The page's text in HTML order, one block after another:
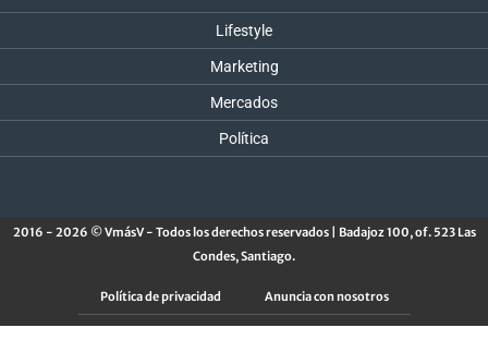
Lifestyle
Marketing
Mercados
Política
2016 - 2026 © VmásV - Todos los derechos reservados | Badajoz 100, of. 523 Las
Condes, Santiago.
Política de privacidad Anuncia con nosotros